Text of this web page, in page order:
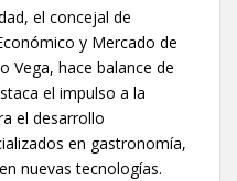
el concejal de
y Mercado de
Vega, hace balance de
el impulso a la
el desarrollo
en gastronomía,
nuevas tecnologías.